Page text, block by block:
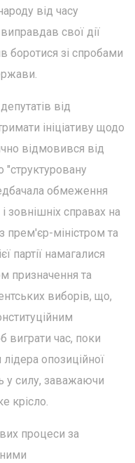
від часу
свої дії
боротися зі спробами
від
ініціативу щодо
відмовився від
"структуровану
обмеження
зовнішніх справах на
прем'єр-міністром та
партії намагалися
призначення та
виборів, що,
час, поки
опозиційної
у силу, заважаючи
крісло.
процеси за